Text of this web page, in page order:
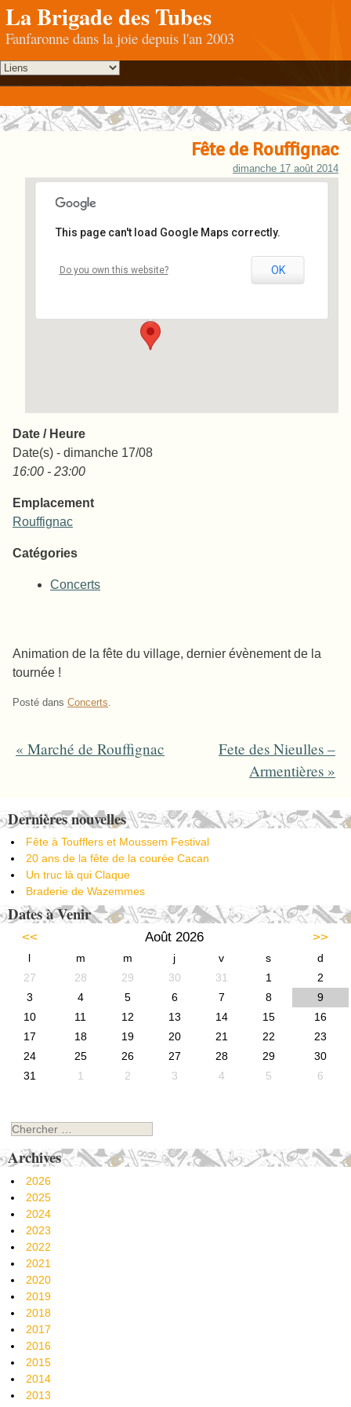
La Brigade des Tubes
Fanfaronne dans la joie depuis l'an 2003
Fête de Rouffignac
dimanche 17 août 2014
Rouffignac
This page can't load Google Maps correctly.
Do you own this website? OK
Date / Heure
Date(s) - dimanche 17/08
16:00 - 23:00
Emplacement
Rouffignac
Catégories
Concerts
Animation de la fête du village, dernier évènement de la
tournée !
Posté dans Concerts
Post navigation
« Marché de Rouffignac
Fete des Nieulles –
Armentières »
Dernières nouvelles
Fête à Toufflers et Moussem Festival
20 ans de la fête de la courée Cacan
Un truc là qui Claque
Braderie de Wazemmes
Dates à Venir
<< Août 2026 >>
l m m j v s
d
27
28 29 30 31 1
2
3
4 5 6 7 8
9
10
11 12 13 14 15
16
17
18 19 20 21 22
23
24
25 26 27 28 29
30
31
1 2 3 4 5 6
Chercher
Archives
2026
2025
2024
2023
2022
2021
2020
2019
2018
2017
2016
2015
2014
2013